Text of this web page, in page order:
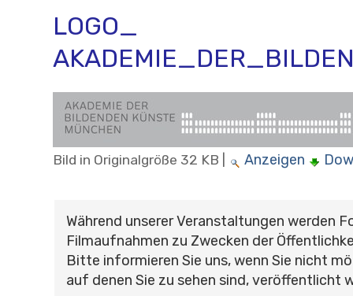
LOGO_
Bild in Originalgröße 32 KB Anzeigen
Während unserer Veranstaltungen werden
Filmaufnahmen zu Zwecken der
Bitte informieren Sie uns, wenn Sie nicht
auf denen Sie zu sehen sind, veröffentlicht